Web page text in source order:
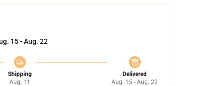
15 - Aug. 22
Shipping
Aug. 11
Delivered
Aug. 15 - Aug. 22